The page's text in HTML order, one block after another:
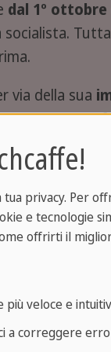
dal 1º ottobre
via della sua
(1271-1368),
la
come
nel nord-
che
Pechino
Proibita, il
come
privacy. Per
e tecnologie
offrirti il
veloce e
a correggere